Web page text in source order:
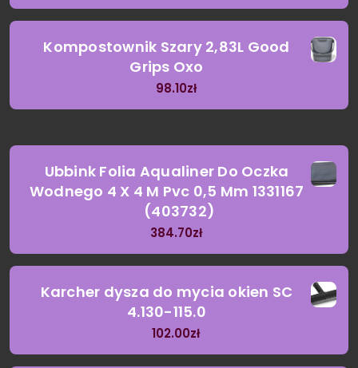
Kompostownik Szary 2,83L Good
Grips Oxo
98.10zł
Ubbink Folia Aqualiner Do Oczka
Wodnego 4 X 4 M Pvc 0,5 Mm 1331167
(403732)
384.70zł
Karcher dysza do mycia okien SC
4.130-115.0
102.00zł